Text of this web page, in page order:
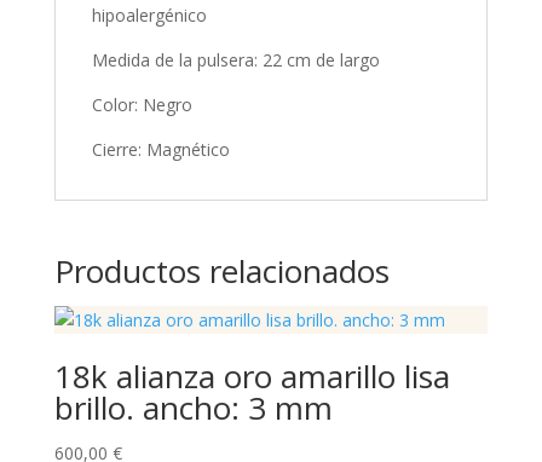
hipoalergénico
Medida de la pulsera: 22 cm de largo
Color: Negro
Cierre: Magnético
Productos relacionados
18k alianza oro amarillo lisa
brillo. ancho: 3 mm
600,00 €